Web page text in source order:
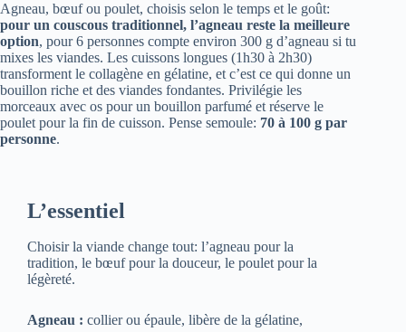
Agneau, bœuf ou poulet, choisis selon le temps et le goût:
pour un couscous traditionnel, l’agneau reste la meilleure
option, pour 6 personnes compte environ 300 g d’agneau si tu
mixes les viandes. Les cuissons longues (1h30 à 2h30)
transforment le collagène en gélatine, et c’est ce qui donne un
bouillon riche et des viandes fondantes. Privilégie les
morceaux avec os pour un bouillon parfumé et réserve le
poulet pour la fin de cuisson. Pense semoule: 70 à 100 g par
personne.
L’essentiel
Choisir la viande change tout: l’agneau pour la
tradition, le bœuf pour la douceur, le poulet pour la
légèreté.
Agneau : collier ou épaule, libère de la gélatine,